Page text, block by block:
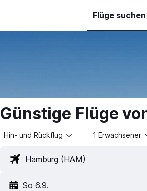
Flüge suchen
Günstige Flüge
Hin- und Rückflug 1 Erwachsener
So 6.9.